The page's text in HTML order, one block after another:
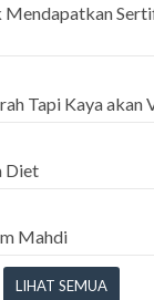
Mendapatkan
Tapi Kaya akan
Diet
Mahdi
LIHAT SEMUA